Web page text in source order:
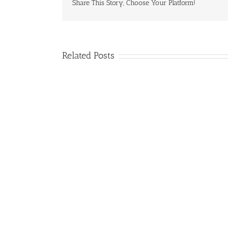
Share This Story, Choose Your Platform!
Related Posts